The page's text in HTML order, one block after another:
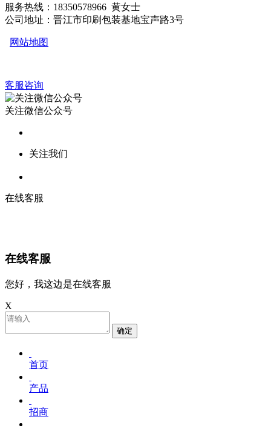
服务热线：18350578966 黄女士
公司地址：晋江市印刷包装基地宝声路3号
网站地图
客服咨询
关注微信公众号
关注我们
在线客服
在线客服
您好，我这边是在线客服
X
确定
首页
产品
招商